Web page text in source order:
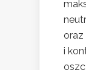
oraz
i